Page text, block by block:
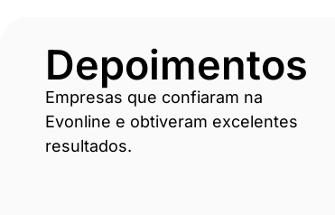
Depoimentos
Empresas que confiaram na
Evonline e obtiveram excelentes
resultados.